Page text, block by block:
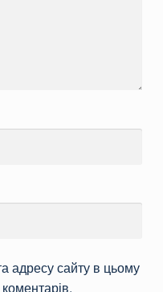
адресу сайту в цьому